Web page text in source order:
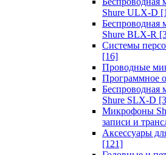
Shure ULX-D
Беспроводная
Shure BLX-R
Системы
[16]
Проводные
Программное
Беспроводная
Shure SLX-D
Микрофоны
записи и
Аксессуары
[121]